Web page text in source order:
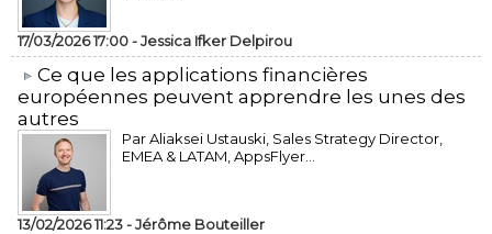
17/03/2026 17:00 -Jessica Ifker Delpirou
​Ce que les applications financières
européennes peuvent apprendre les unes des
autres
Par Aliaksei Ustauski, Sales Strategy Director,
EMEA & LATAM, AppsFlyer...
13/02/2026 11:23 -Jérôme Bouteiller